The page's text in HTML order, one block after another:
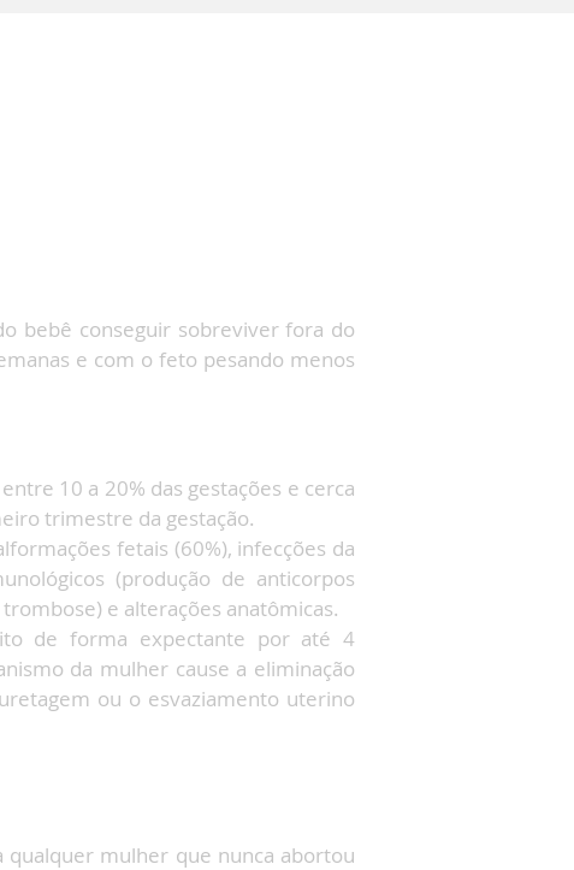
bebê conseguir sobreviver fora do
e com o feto pesando menos
10 a 20% das gestações e cerca
trimestre da gestação.
fetais (60%), infecções da
(produção de anticorpos
e alterações anatômicas.
de forma expectante por até 4
da mulher cause a eliminação
ou o esvaziamento uterino
mulher que nunca abortou